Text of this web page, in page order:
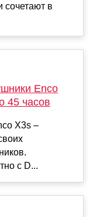
сочетают в
Enco
45 часов
X3s –
с D...